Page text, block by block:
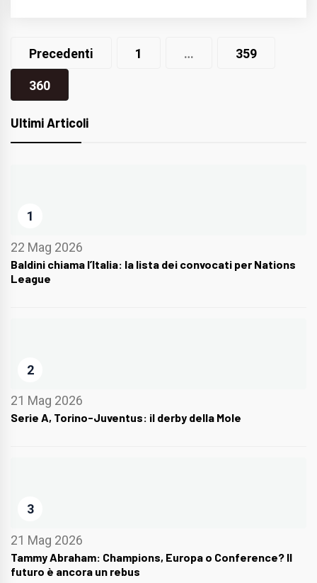
Navigazione
articoli
Precedenti 1 … 359
360
Ultimi Articoli
1
22 Mag 2026
Baldini chiama l’Italia: la lista dei convocati per Nations
League
2
21 Mag 2026
Serie A, Torino-Juventus: il derby della Mole
3
21 Mag 2026
Tammy Abraham: Champions, Europa o Conference? Il
futuro è ancora un rebus